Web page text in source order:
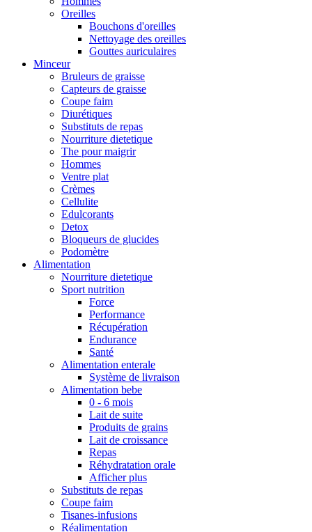
Oreilles
Bouchons d'oreilles
Nettoyage des oreilles
Gouttes auriculaires
Minceur
Bruleurs de graisse
Capteurs de graisse
Coupe faim
Diurétiques
Substituts de repas
Nourriture dietetique
The pour maigrir
Hommes
Ventre plat
Crèmes
Cellulite
Edulcorants
Detox
Bloqueurs de glucides
Podomètre
Alimentation
Nourriture dietetique
Sport nutrition
Force
Performance
Récupération
Endurance
Santé
Alimentation enterale
Système de livraison
Alimentation bebe
0 - 6 mois
Lait de suite
Produits de grains
Lait de croissance
Repas
Réhydratation orale
Afficher plus
Substituts de repas
Coupe faim
Tisanes-infusions
Réalimentation